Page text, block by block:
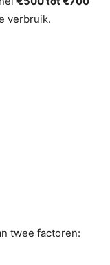
verbruik.
twee factoren: